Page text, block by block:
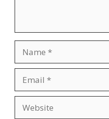
Name
Email
Website